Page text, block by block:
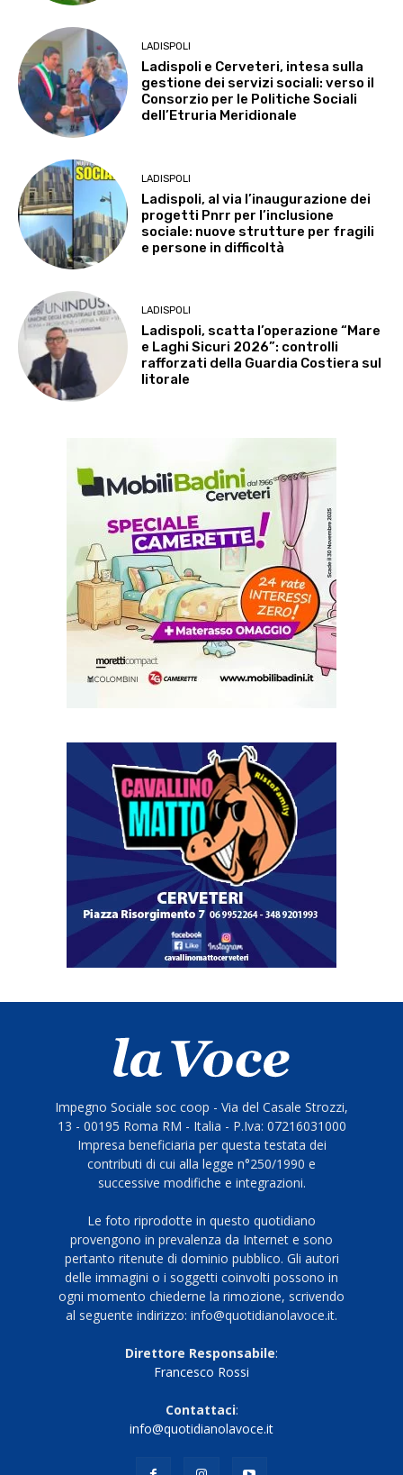
LADISPOLI
Ladispoli e Cerveteri, intesa sulla
gestione dei servizi sociali: verso il
Consorzio per le Politiche Sociali
dell’Etruria Meridionale
LADISPOLI
Ladispoli, al via l’inaugurazione dei
progetti Pnrr per l’inclusione
sociale: nuove strutture per fragili
e persone in difficoltà
LADISPOLI
Ladispoli, scatta l’operazione “Mare
e Laghi Sicuri 2026”: controlli
rafforzati della Guardia Costiera sul
litorale
Impegno Sociale soc coop - Via del Casale Strozzi,
13 - 00195 Roma RM - Italia - P.Iva: 07216031000
Impresa beneficiaria per questa testata dei
contributi di cui alla legge n°250/1990 e
successive modifiche e integrazioni.
Le foto riprodotte in questo quotidiano
provengono in prevalenza da Internet e sono
pertanto ritenute di dominio pubblico. Gli autori
delle immagini o i soggetti coinvolti possono in
ogni momento chiederne la rimozione, scrivendo
al seguente indirizzo: info@quotidianolavoce.it.
Direttore Responsabile:
Francesco Rossi
Contattaci:
info@quotidianolavoce.it